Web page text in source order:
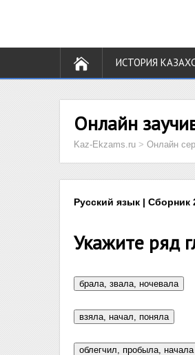
ИСТОРИЯ
Онлайн
Kaz-Ekzams.ru > Онлайн
Русский язык | Сборник
Укажите ряд